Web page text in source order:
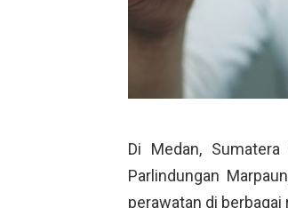
Di Medan,
Parlindungan
perawatan di